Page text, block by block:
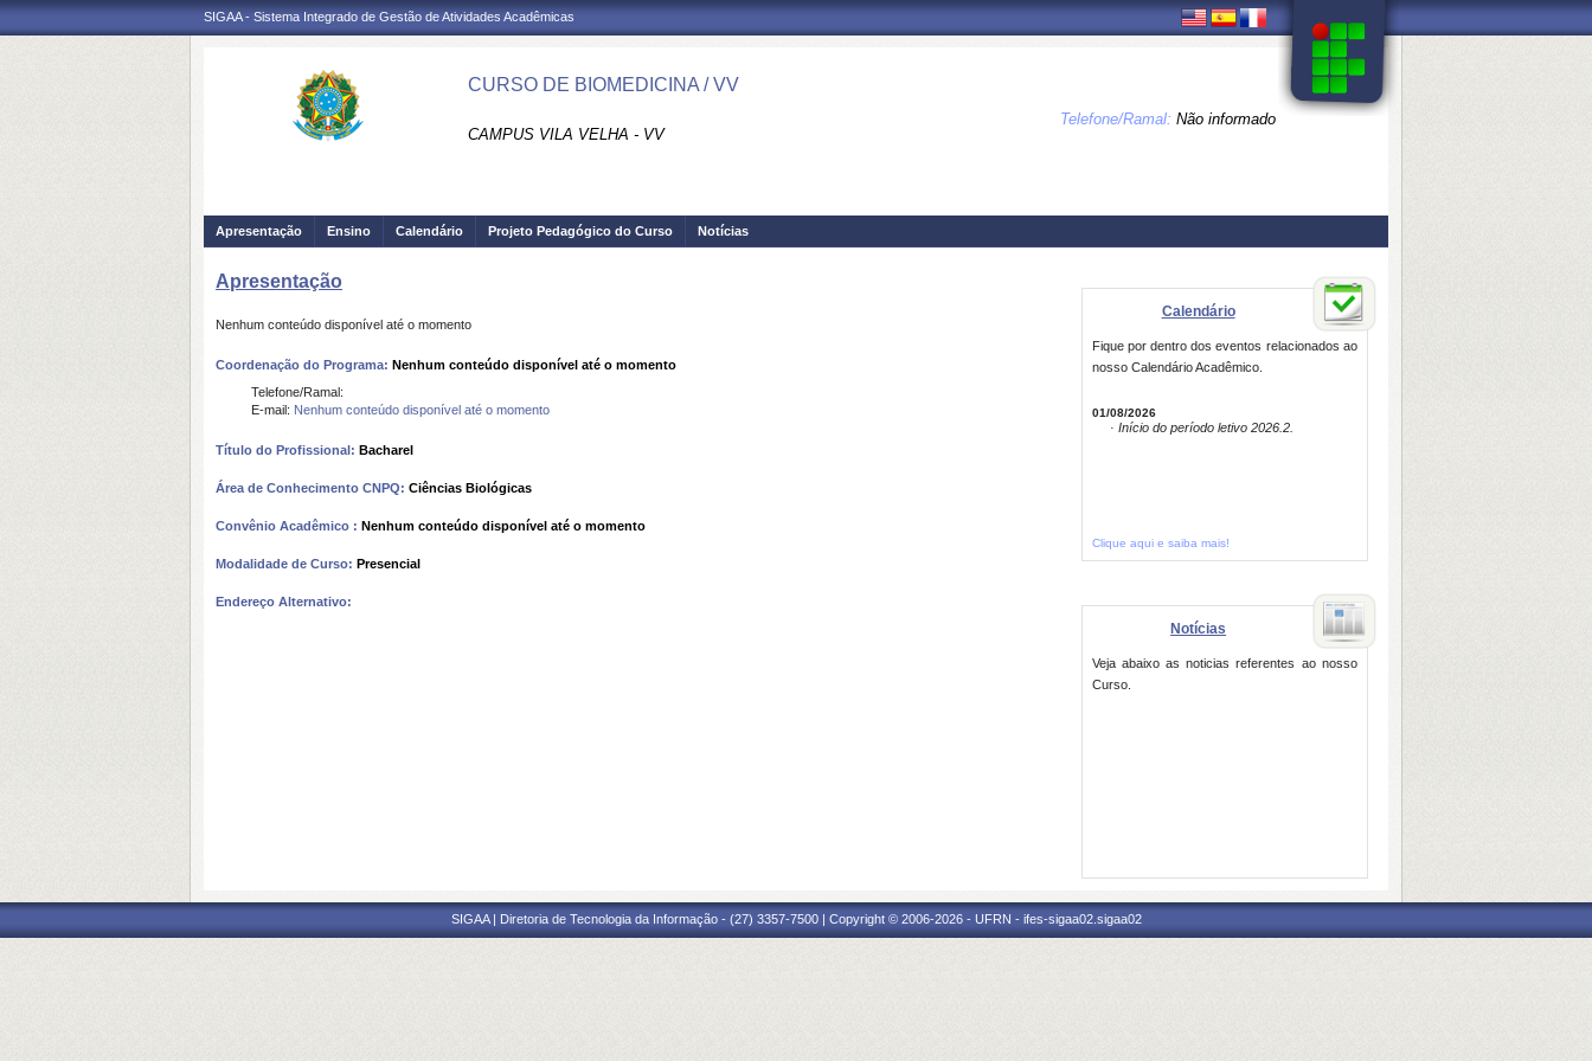
SIGAA - Sistema Integrado de Gestão de Atividades Acadêmicas
CURSO DE BIOMEDICINA / VV
CAMPUS VILA VELHA - VV
Telefone/Ramal: Não informado
Apresentação Ensino Calendário Projeto Pedagógico do Curso Notícias
Apresentação
Nenhum conteúdo disponível até o momento
Coordenação do Programa: Nenhum conteúdo disponível até o momento
Telefone/Ramal:
E-mail: Nenhum conteúdo disponível até o momento
Título do Profissional: Bacharel
Área de Conhecimento CNPQ: Ciências Biológicas
Convênio Acadêmico : Nenhum conteúdo disponível até o momento
Modalidade de Curso: Presencial
Endereço Alternativo:
Calendário
Fique por dentro dos eventos relacionados ao
nosso Calendário Acadêmico.
01/08/2026
· Início do período letivo 2026.2.
Clique aqui e saiba mais!
Notícias
Veja abaixo as noticias referentes ao nosso
Curso.
SIGAA | Diretoria de Tecnologia da Informação - (27) 3357-7500 | Copyright © 2006-2026 - UFRN - ifes-sigaa02.sigaa02